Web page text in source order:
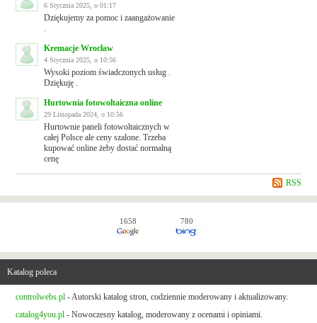
6 Stycznia 2025, o 01:17
Dziękujemy za pomoc i zaangażowanie
Kremacje Wrocław
4 Stycznia 2025, o 10:56
Wysoki poziom świadczonych usług .
Dziękuję .
Hurtownia fotowoltaiczna online
29 Listopada 2024, o 10:56
Hurtownie paneli fotowoltaicznych w
całej Polsce ale ceny szalone. Trzeba
kupować online żeby dostać normalną
cenę
RSS
1658 780
Katalog poleca
controlwebs.pl - Autorski katalog stron, codziennie moderowany i aktualizowany.
catalog4you.pl - Nowoczesny katalog, moderowany z ocenami i opiniami.